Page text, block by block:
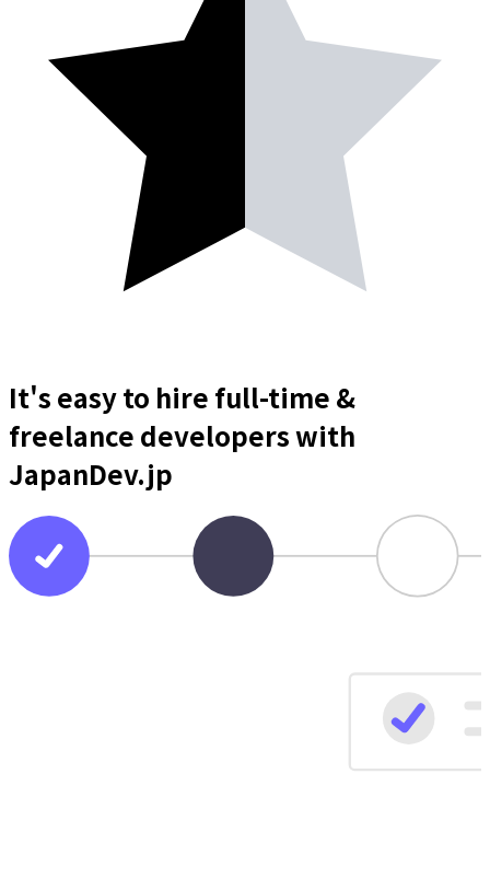
It's easy to hire full-time &
freelance developerswith
JapanDev.jp